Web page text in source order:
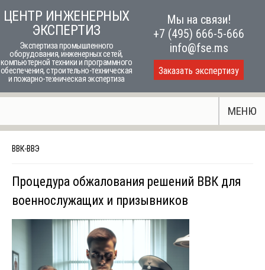
to
content
ЦЕНТР ИНЖЕНЕРНЫХ
ЭКСПЕРТИЗ
Экспертиза промышленного
оборудования, инженерных сетей,
компьютерной техники и программного
обеспечения, строительно-техническая
и пожарно-техническая экспертиза
Мы на связи!
+7 (495) 666-5-666
info@fse.ms
Заказать экспертизу
МЕНЮ
ВВК-ВВЭ
Процедура обжалования решений ВВК для
военнослужащих и призывников